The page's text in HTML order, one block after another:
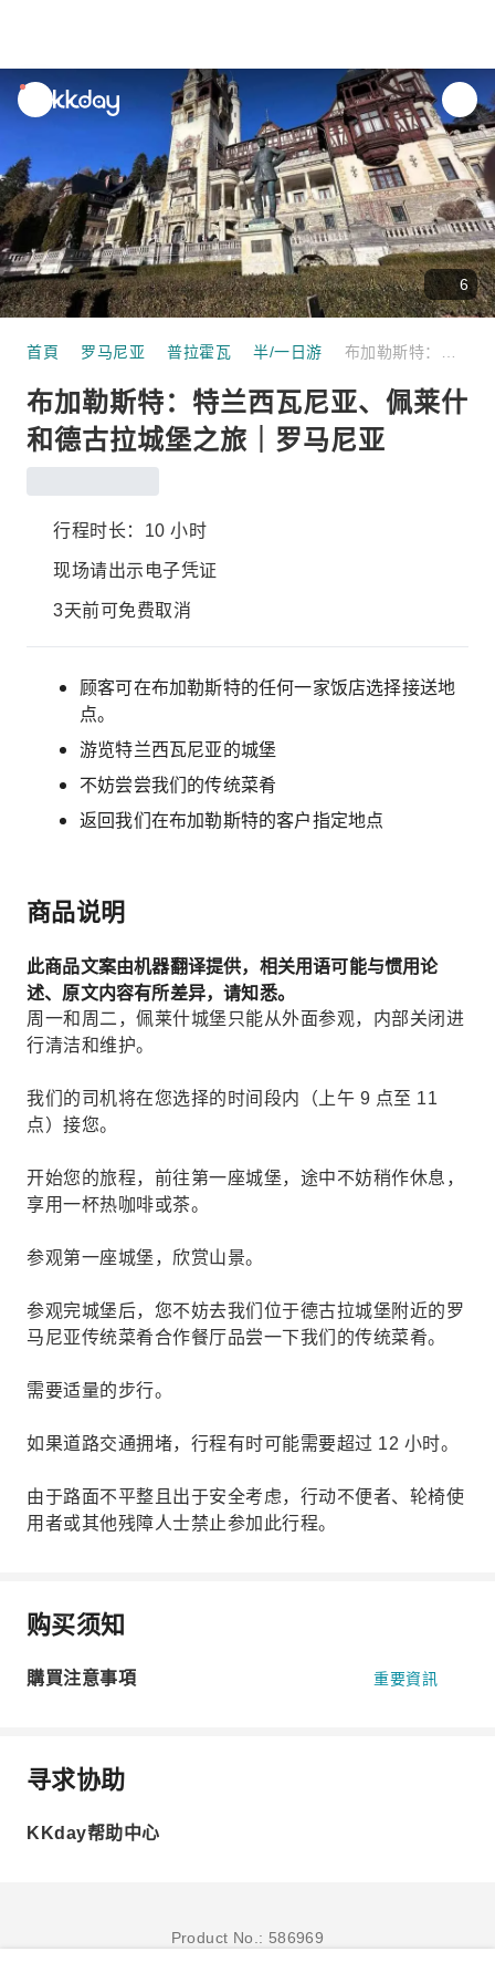
unread
notifications
6
首頁 罗马尼亚 普拉霍瓦 半/一日游
布加勒斯特：特兰西瓦尼亚、佩莱什
和德古拉城堡之旅｜罗马尼亚
行程时长：10 小时
现场请出示电子凭证
3天前可免费取消
顾客可在布加勒斯特的任何一家饭店选择接送地
点。
游览特兰西瓦尼亚的城堡
不妨尝尝我们的传统菜肴
返回我们在布加勒斯特的客户指定地点
商品说明
此商品文案由机器翻译提供，相关用语可能与惯用论
述、原文内容有所差异，请知悉。
周一和周二，佩莱什城堡只能从外面参观，内部关闭进
行清洁和维护。
我们的司机将在您选择的时间段内（上午 9 点至 11
点）接您。
开始您的旅程，前往第一座城堡，途中不妨稍作休息，
享用一杯热咖啡或茶。
参观第一座城堡，欣赏山景。
参观完城堡后，您不妨去我们位于德古拉城堡附近的罗
马尼亚传统菜肴合作餐厅品尝一下我们的传统菜肴。
需要适量的步行。
如果道路交通拥堵，行程有时可能需要超过 12 小时。
由于路面不平整且出于安全考虑，行动不便者、轮椅使
用者或其他残障人士禁止参加此行程。
购买须知
購買注意事項 重要資訊
寻求协助
KKday帮助中心
Product No.: 586969